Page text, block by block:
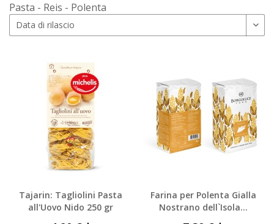
Pasta - Reis - Polenta
Tajarin: Tagliolini Pasta
all'Uovo Nido 250 gr
Farina per Polenta Gialla
Nostrano dell`Isola...